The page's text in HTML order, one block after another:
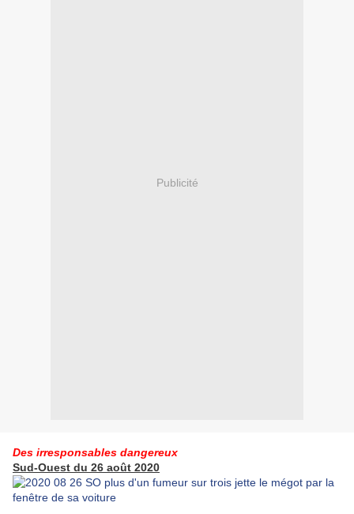
Publicité
Des irresponsables dangereux
Sud-Ouest du 26 août 2020